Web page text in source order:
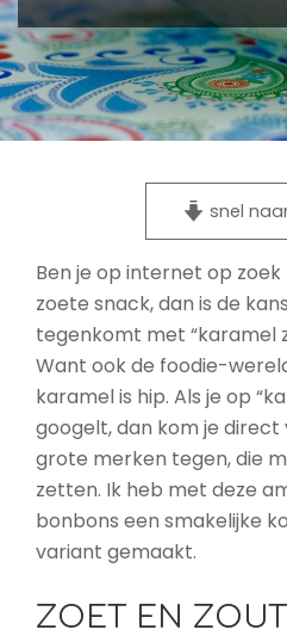
snel
Ben je op internet op
zoete snack, dan is de
tegenkomt met “karamel
Want ook de foodie-
karamel is hip. Als je op
googelt, dan kom je
grote merken tegen, die
zetten. Ik heb met deze
bonbons een smakelijke
variant gemaakt.
ZOET EN ZOUT